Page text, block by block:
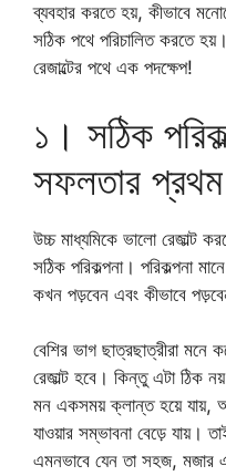
ব্যবহার করতে হয়, কীভাবে
সঠিক পথে পরিচালিত করতে
রেজাল্টের পথে এক পদক্ষেপ!
১। সঠিক
সফলতার প্রথম
উচ্চ মাধ্যমিকে ভালো রেজাল্ট
সঠিক পরিকল্পনা। পরিকল্পনা
কখন পড়বেন এবং কীভাবে
বেশির ভাগ ছাত্রছাত্রীরা
রেজাল্ট হবে। কিন্তু এটা ঠিক
মন একসময় ক্লান্ত হয়ে যায়,
যাওয়ার সম্ভাবনা বেড়ে যায়।
এমনভাবে যেন তা সহজ, মজার